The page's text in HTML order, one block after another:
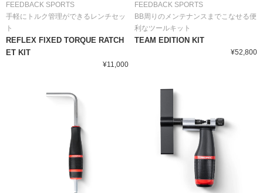
FEEDBACK SPORTS
手軽にトルク管理ができるレンチセッ
ト
REFLEX FIXED TORQUE RATCH
ET KIT
¥11,000
FEEDBACK SPORTS
BB周りのメンテナンスまでこなせる便
利なツールキット
TEAM EDITION KIT
¥52,800